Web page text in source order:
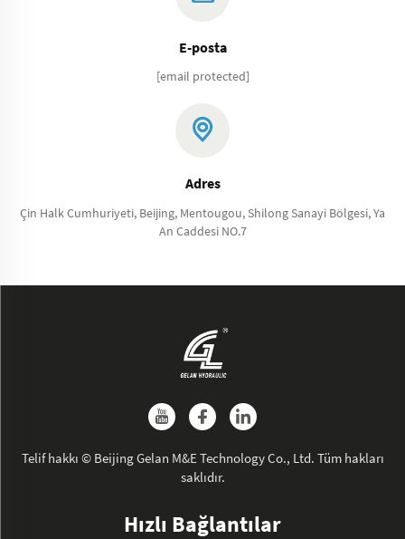
E-posta
[email protected]
Adres
Çin Halk Cumhuriyeti, Beijing, Mentougou, Shilong Sanayi Bölgesi, Ya
An Caddesi NO.7
Telif hakkı © Beijing Gelan M&E Technology Co., Ltd. Tüm hakları
saklıdır.
Hızlı Bağlantılar